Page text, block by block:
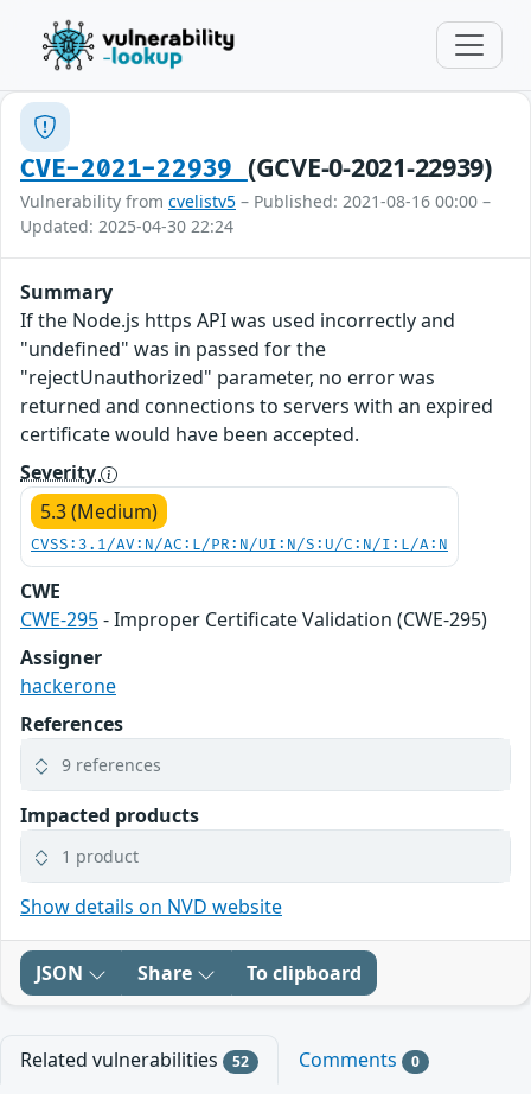
CVE-2021-22939 (GCVE-0-2021-22939)
Vulnerability from cvelistv5 – Published: 2021-08-16 00:00 –
Updated: 2025-04-30 22:24
Summary
If the Node.js https API was used incorrectly and
"undefined" was in passed for the
"rejectUnauthorized" parameter, no error was
returned and connections to servers with an expired
certificate would have been accepted.
Severity
5.3 (Medium)
CVSS:3.1/AV:N/AC:L/PR:N/UI:N/S:U/C:N/I:L/A:N
CWE
CWE-295- Improper Certificate Validation (CWE-295)
Assigner
hackerone
References
9 references
Impacted products
1 product
Show details on NVD website
JSON Share To clipboard
Related vulnerabilities 52 Comments 0